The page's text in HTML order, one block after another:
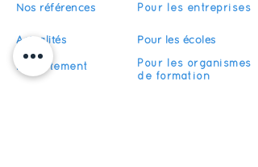
Nos références
Actualités
Recrutement
Pour les entreprises
Pour les écoles
Pour les organismes
de formation